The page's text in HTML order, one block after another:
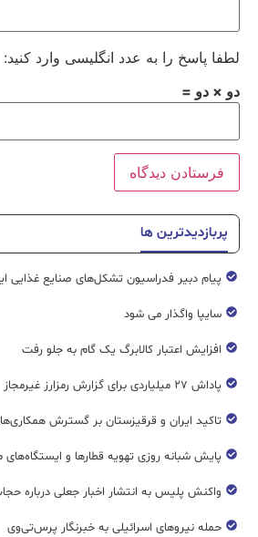
لطفا پاسخ را به عدد انگلیسی وارد کنید:
دو × دو =
پربازدیدترین ها
پیام دبیر فدراسیون تشکل‌های صنایع غذایی
سایپا واگذار می شود
افزایش اعتبار کالابرگ یک گام به جلو رفت
پاداش ۲۷ میلیاردی برای گزارش رمزارز غیرمجاز
تاکید ایران و قرقیزستان بر گسترش
پایش شبانه روزی تهویه قطار‌ها و ایستگاه‌های
واکنش پلیس به انتشار اخبار جعلی درباره
حمله نیروهای اسرائیلی به خبرنگار پرس‌تی‌وی